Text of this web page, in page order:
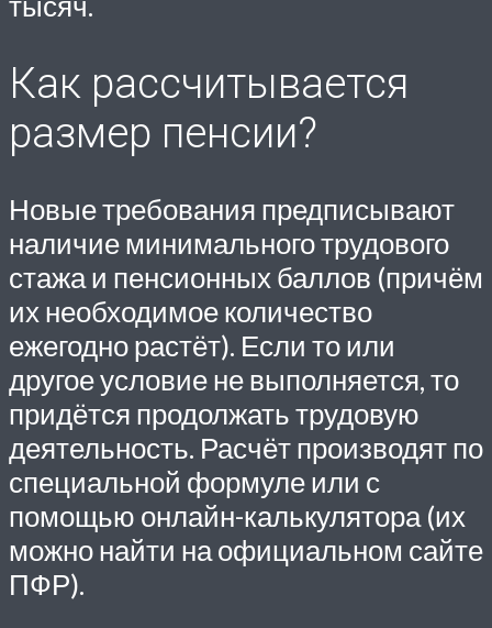
Как рассчитывается
размер пенсии?
Новые требования предписывают
наличие минимального трудового
стажа и пенсионных баллов (причём
их необходимое количество
ежегодно растёт). Если то или
другое условие не выполняется, то
придётся продолжать трудовую
деятельность. Расчёт производят по
специальной формуле или с
помощью онлайн-калькулятора (их
можно найти на официальном сайте
ПФР).